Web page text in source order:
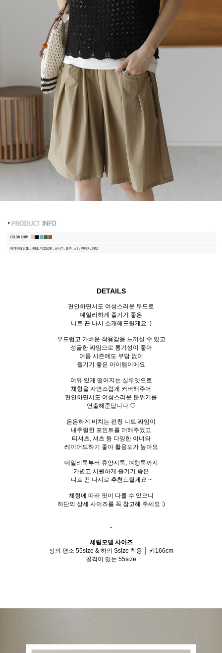
DETAILS
편안하면서도 여성스러운 무드로
데일리하게 즐기기 좋은
니트 끈 나시 소개해드릴게요 :)
부드럽고 가벼운 착용감을 느끼실 수 있고
성글한 짜임으로 통기성이 좋아
여름 시즌에도 부담 없이
즐기기 좋은 아이템이에요
여유 있게 떨어지는 실루엣으로
체형을 자연스럽게 커버해주어
편안하면서도 여성스러운 분위기를
연출해준답니다 ♡
은은하게 비치는 펀칭 니트 짜임이
내추럴한 포인트를 더해주었고
티셔츠, 셔츠 등 다양한 이너와
레이어드하기 좋아 활용도가 높아요
데일리룩부터 휴양지룩, 여행룩까지
가볍고 시원하게 즐기기 좋은
니트 끈 나시로 추천드릴게요 ~
체형에 따라 핏이 다를 수 있으니
하단의 상세 사이즈를 꼭 참고해 주세요 :)
-
세림모델 사이즈
상의 평소 55size & 하의 Ssize 착용 │ 키166cm
골격이 있는 55size